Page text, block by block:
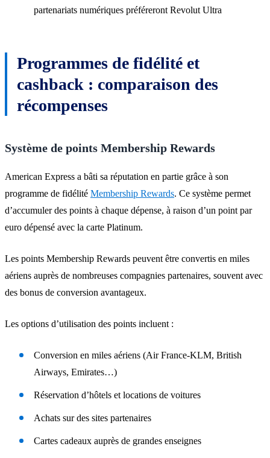
partenariats numériques préféreront Revolut Ultra
Programmes de fidélité et
cashback : comparaison des
récompenses
Système de points Membership Rewards
American Express a bâti sa réputation en partie grâce à son
programme de fidélité Membership Rewards. Ce système permet
d’accumuler des points à chaque dépense, à raison d’un point par
euro dépensé avec la carte Platinum.
Les points Membership Rewards peuvent être convertis en miles
aériens auprès de nombreuses compagnies partenaires, souvent avec
des bonus de conversion avantageux.
Les options d’utilisation des points incluent :
Conversion en miles aériens (Air France-KLM, British
Airways, Emirates…)
Réservation d’hôtels et locations de voitures
Achats sur des sites partenaires
Cartes cadeaux auprès de grandes enseignes